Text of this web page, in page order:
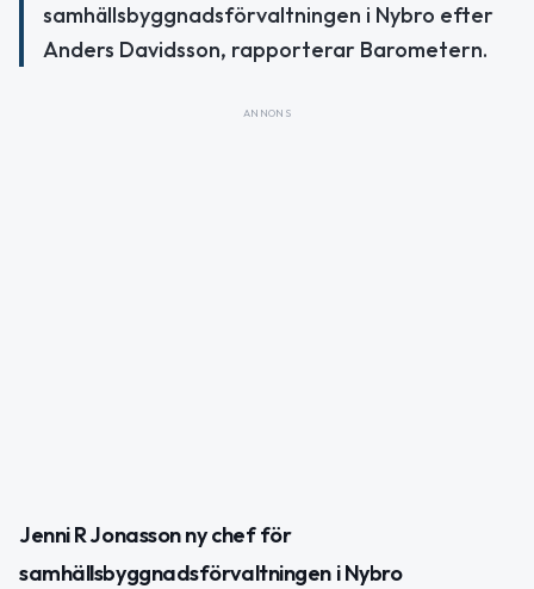
samhällsbyggnadsförvaltningen i Nybro efter
Anders Davidsson, rapporterar Barometern.
ANNONS
Jenni R Jonasson ny chef för
samhällsbyggnadsförvaltningen i Nybro